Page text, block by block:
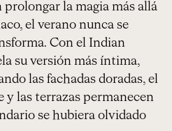
prolongar la magia más allá
el verano nunca se
Con el Indian
su versión más íntima,
las fachadas doradas, el
y las terrazas permanecen
se hubiera olvidado